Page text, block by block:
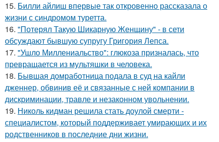
15. Билли айлиш впервые так откровенно рассказала о
жизни с синдромом туретта.
16. "Потерял Такую Шикарную Женщину" - в сети
обсуждают бывшую супругу Григория Лепса.
17. "Ушло Миллениальство": глюкоза призналась, что
превращается из мультяшки в человека.
18. Бывшая домработница подала в суд на кайли
дженнер, обвинив её и связанные с ней компании в
дискриминации, травле и незаконном увольнении.
19. Николь кидман решила стать доулой смерти -
специалистом, который поддерживает умирающих и их
родственников в последние дни жизни.